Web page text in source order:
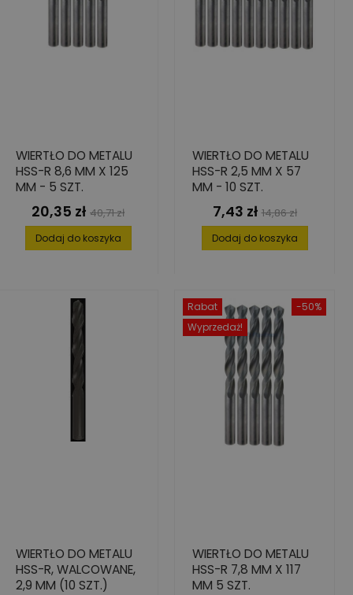
WIERTŁO DO METALU
HSS-R 8,6 MM X 125
MM - 5 SZT.
Cena
20,35 zł Cena
podstawowa
40,71 zł
Dodaj do koszyka
WIERTŁO DO METALU
HSS-R 2,5 MM X 57
MM - 10 SZT.
Cena
7,43 zł Cena
podstawowa
14,86 zł
Dodaj do koszyka
WIERTŁO DO METALU
HSS-R, WALCOWANE,
2,9 MM (10 SZT.)
-50%
Rabat
Wyprzedaż!
WIERTŁO DO METALU
HSS-R 7,8 MM X 117
MM 5 SZT.